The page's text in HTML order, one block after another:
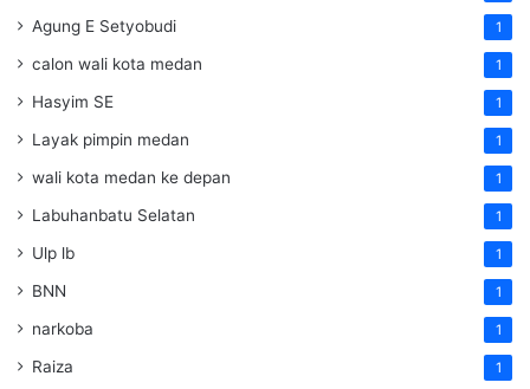
Agung E Setyobudi 1
calon wali kota medan 1
Hasyim SE 1
Layak pimpin medan 1
wali kota medan ke depan 1
Labuhanbatu Selatan 1
Ulp lb 1
BNN 1
narkoba 1
Raiza 1